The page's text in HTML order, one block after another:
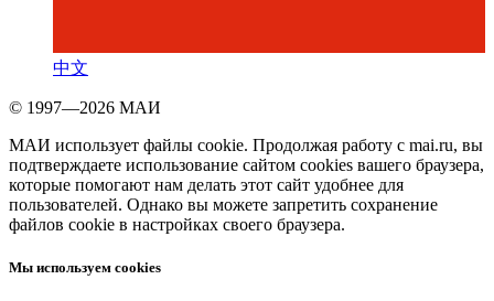
中文
© 1997—2026 МАИ
МАИ использует файлы cookie. Продолжая работу с mai.ru, вы
подтверждаете использование сайтом cookies вашего браузера,
которые помогают нам делать этот сайт удобнее для
пользователей. Однако вы можете запретить сохранение
файлов cookie в настройках своего браузера.
Мы используем cookies